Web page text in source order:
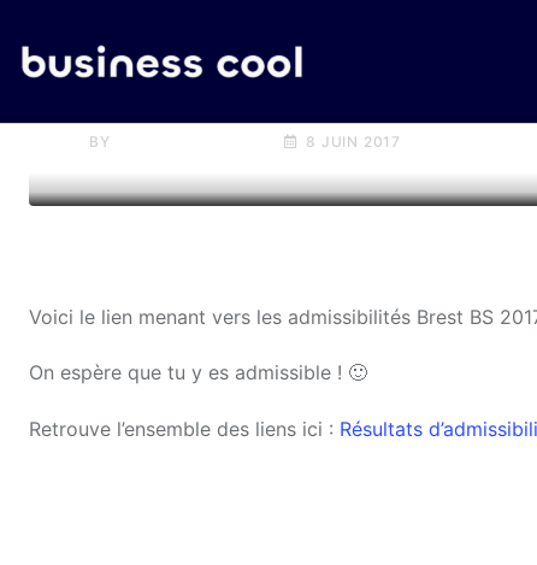
Admissibilités Brest BS
BY 8 JUIN 2017
Voici le lien menant vers les admissibilités Brest BS
On espère que tu y es admissible ! 🙂
Retrouve l’ensemble des liens ici : Résultats